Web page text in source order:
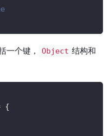
一个键， Object 结构和
{